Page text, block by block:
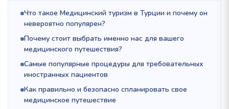
Что такое Медицинский туризм в Турции и почему он
невероятно популярен?
Почему стоит выбрать именно нас для вашего
медицинского путешествия?
Самые популярные процедуры для требовательных
иностранных пациентов
Как правильно и безопасно спланировать свое
медицинское путешествие